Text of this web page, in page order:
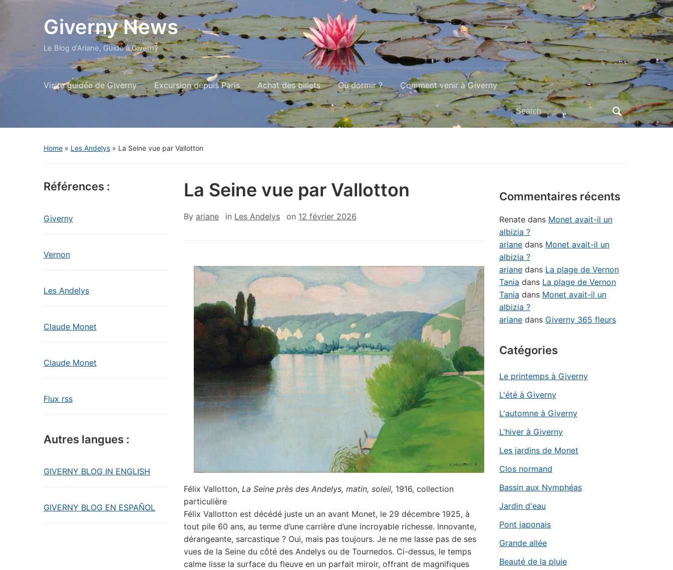
Giverny News
Le Blog d'Ariane, Guide à Giverny
Visite guidée de Giverny Excursion depuis Paris Achat des billets Où dormir ? Comment venir à Giverny
Search
for:
Home » Les Andelys » La Seine vue par Vallotton
Références :
Giverny
Vernon
Les Andelys
Claude Monet
Claude Monet
Flux rss
Autres langues :
GIVERNY BLOG IN ENGLISH
GIVERNY BLOG EN ESPAÑOL
La Seine vue par Vallotton
By ariane in Les Andelys on 12 février 2026
Félix Vallotton, La Seine près des Andelys, matin, soleil, 1916, collection
particulière
Félix Vallotton est décédé juste un an avant Monet, le 29 décembre 1925, à
tout pile 60 ans, au terme d’une carrière d’une incroyable richesse. Innovante,
dérangeante, sarcastique ? Oui, mais pas toujours. Je ne me lasse pas de ses
vues de la Seine du côté des Andelys ou de Tournedos. Ci-dessus, le temps
calme lisse la surface du fleuve en un parfait miroir, offrant de magnifiques
Commentaires récents
Renate dans Monet avait-il un
albizia ?
ariane dans Monet avait-il un
albizia ?
ariane dans La plage de Vernon
Tania dans La plage de Vernon
Tania dans Monet avait-il un
albizia ?
ariane dans Giverny 365 fleurs
Catégories
Le printemps à Giverny
L'été à Giverny
L'automne à Giverny
L'hiver à Giverny
Les jardins de Monet
Clos normand
Bassin aux Nymphéas
Jardin d'eau
Pont japonais
Grande allée
Beauté de la pluie